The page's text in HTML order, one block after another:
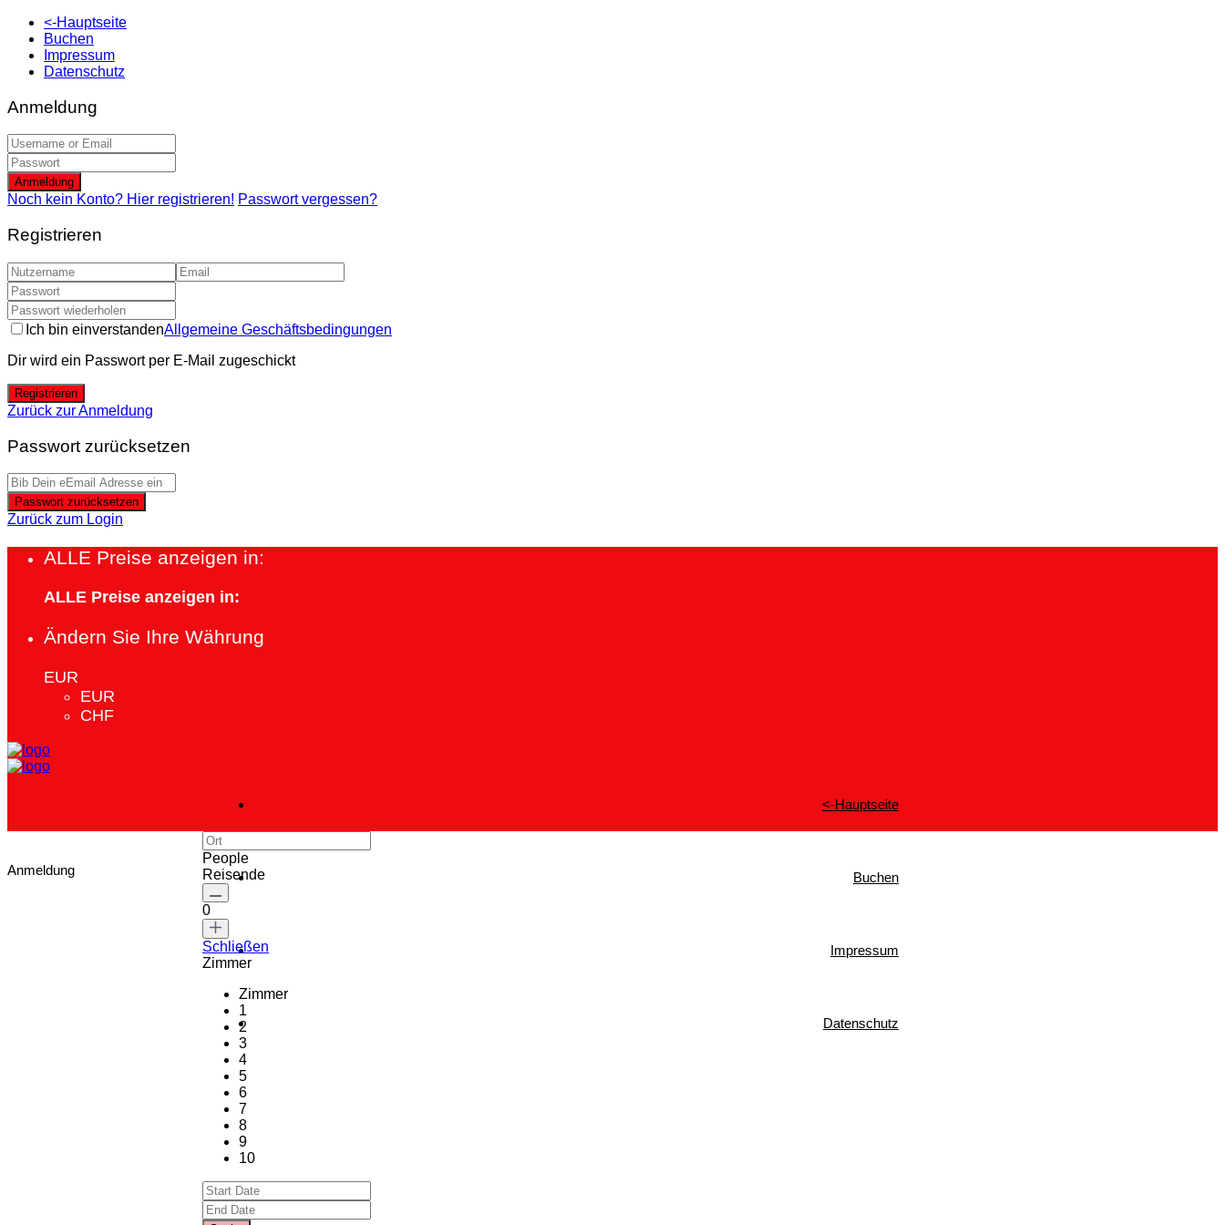
<-Hauptseite
Buchen
Impressum
Datenschutz
Anmeldung
Anmeldung
Noch kein Konto? Hier registrieren! Passwort vergessen?
Registrieren
Ich bin einverstandenAllgemeine Geschäftsbedingungen
Dir wird ein Passwort per E-Mail zugeschickt
Registrieren
Zurück zur Anmeldung
Passwort zurücksetzen
Passwort zurücksetzen
Zurück zum Login
ALLE Preise anzeigen in:
ALLE Preise anzeigen in:
Ändern Sie Ihre Währung
EUR
EUR
CHF
<-Hauptseite
Buchen
Impressum
Datenschutz
Anmeldung
People
Reisende
0
Schließen
Zimmer
Zimmer
1
2
3
4
5
6
7
8
9
10